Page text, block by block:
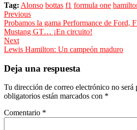
Tag: Alonso bottas f1 formula one
Navegación
de
entradas
Previous
Previous
post:
Probamos la gama Performance de Ford,
Mustang GT… ¡En circuito!
Next
Next
Lewis Hamilton: Un campeón maduro
Deja una respuesta
Tu dirección de correo electrónico no será
obligatorios están marcados con *
Comentario *